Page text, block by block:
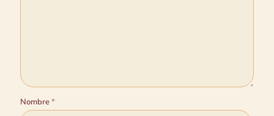
Nombre*